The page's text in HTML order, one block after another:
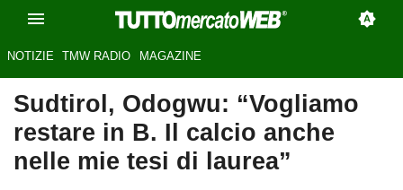
NOTIZIE TMW RADIO MAGAZINE
Sudtirol, Odogwu: “Vogliamo
restare in B. Il calcio anche
nelle mie tesi di laurea”